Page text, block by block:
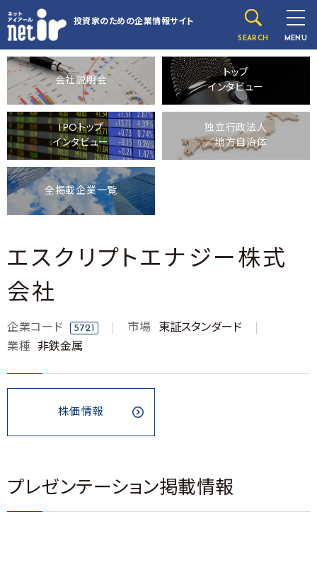
投資家のための企業情報サイト
SEARCH MENU
会社説明会
トップ
インタビュー
IPOトップ
インタビュー
独立行政法人
／地方自治体
全掲載企業一覧
エスクリプトエナジー株式
会社
企業コード 5721 市場
東証スタンダード
業種
非鉄金属
株価情報
プレゼンテーション掲載情報